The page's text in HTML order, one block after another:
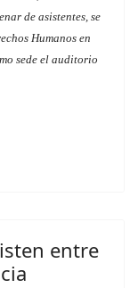
de asistentes, se
Humanos en
sede el auditorio
entre